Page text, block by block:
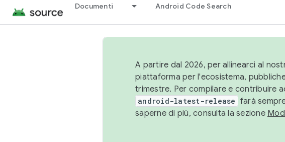
Documenti Android Code Search
A partire dal 2026, per allinearci al
piattaforma per l'ecosistema,
trimestre. Per compilare e contribuire
android-latest-release farà
saperne di più, consulta la sezione